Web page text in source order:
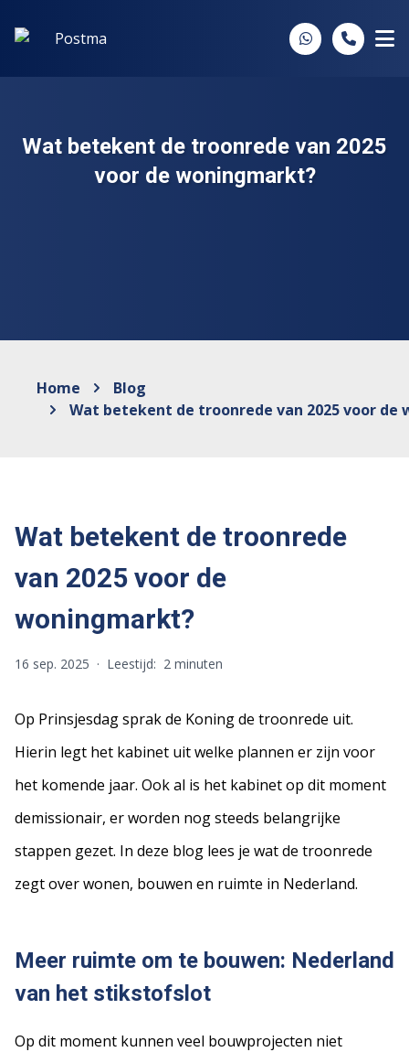
Wat betekent de troonrede van 2025
voor de woningmarkt?
Home
Blog
Wat betekent de troonrede van 2025 voor de
Wat betekent de troonrede
van 2025 voor de
woningmarkt?
16 sep. 2025 · Leestijd: 2 minuten
Op Prinsjesdag sprak de Koning de troonrede uit.
Hierin legt het kabinet uit welke plannen er zijn voor
het komende jaar. Ook al is het kabinet op dit moment
demissionair, er worden nog steeds belangrijke
stappen gezet. In deze blog lees je wat de troonrede
zegt over wonen, bouwen en ruimte in Nederland.
Meer ruimte om te bouwen: Nederland
van het stikstofslot
Op dit moment kunnen veel bouwprojecten niet